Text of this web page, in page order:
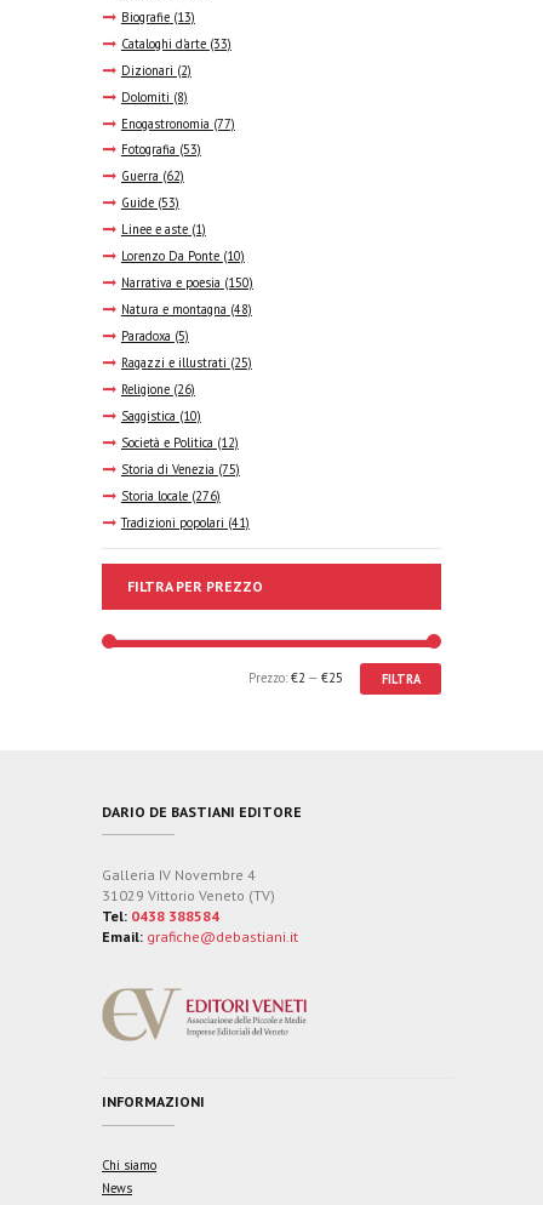
Biografie (13)
Cataloghi d'arte (33)
Dizionari (2)
Dolomiti (8)
Enogastronomia (77)
Fotografia (53)
Guerra (62)
Guide (53)
Linee e aste (1)
Lorenzo Da Ponte (10)
Narrativa e poesia (150)
Natura e montagna (48)
Paradoxa (5)
Ragazzi e illustrati (25)
Religione (26)
Saggistica (10)
Società e Politica (12)
Storia di Venezia (75)
Storia locale (276)
Tradizioni popolari (41)
FILTRA PER PREZZO
FILTRA
Prezzo: €2 — €25
DARIO DE BASTIANI EDITORE
Galleria IV Novembre 4
31029 Vittorio Veneto (TV)
Tel: 0438 388584
Email: grafiche@debastiani.it
INFORMAZIONI
Chi siamo
News